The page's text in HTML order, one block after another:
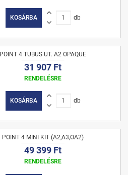
KOSÁRBA db
POINT 4 TUBUS UT. A2 OPAQUE
31 907 Ft
RENDELÉSRE
KOSÁRBA db
POINT 4 MINI KIT (A2,A3,OA2)
49 399 Ft
RENDELÉSRE